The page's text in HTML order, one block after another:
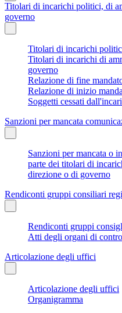
Titolari di incarichi politici, di
governo
Titolari di incarichi
Titolari di incarichi di
governo
Relazione di fine
Relazione di inizio
Soggetti cessati
Sanzioni per mancata
Sanzioni per mancata o
parte dei titolari di
direzione o di governo
Rendiconti gruppi consiliari
Rendiconti gruppi
Atti degli organi di
Articolazione degli uffici
Articolazione degli uffici
Organigramma